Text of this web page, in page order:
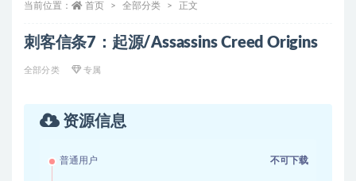
当前位置： 首页 全部分类 正文
刺客信条7：起源/Assassins Creed Origins
全部分类 专属
资源信息
普通用户 不可下载